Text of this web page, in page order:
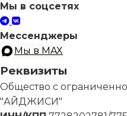
Мы в соцсетях
Мессенджеры
Мы в MAX
Реквизиты
Общество с
"АЙДЖИСИ"